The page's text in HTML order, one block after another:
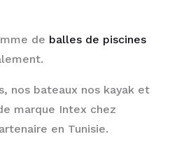
de balles de piscines
nos bateaux nos kayak et
marque Intex chez
en Tunisie.